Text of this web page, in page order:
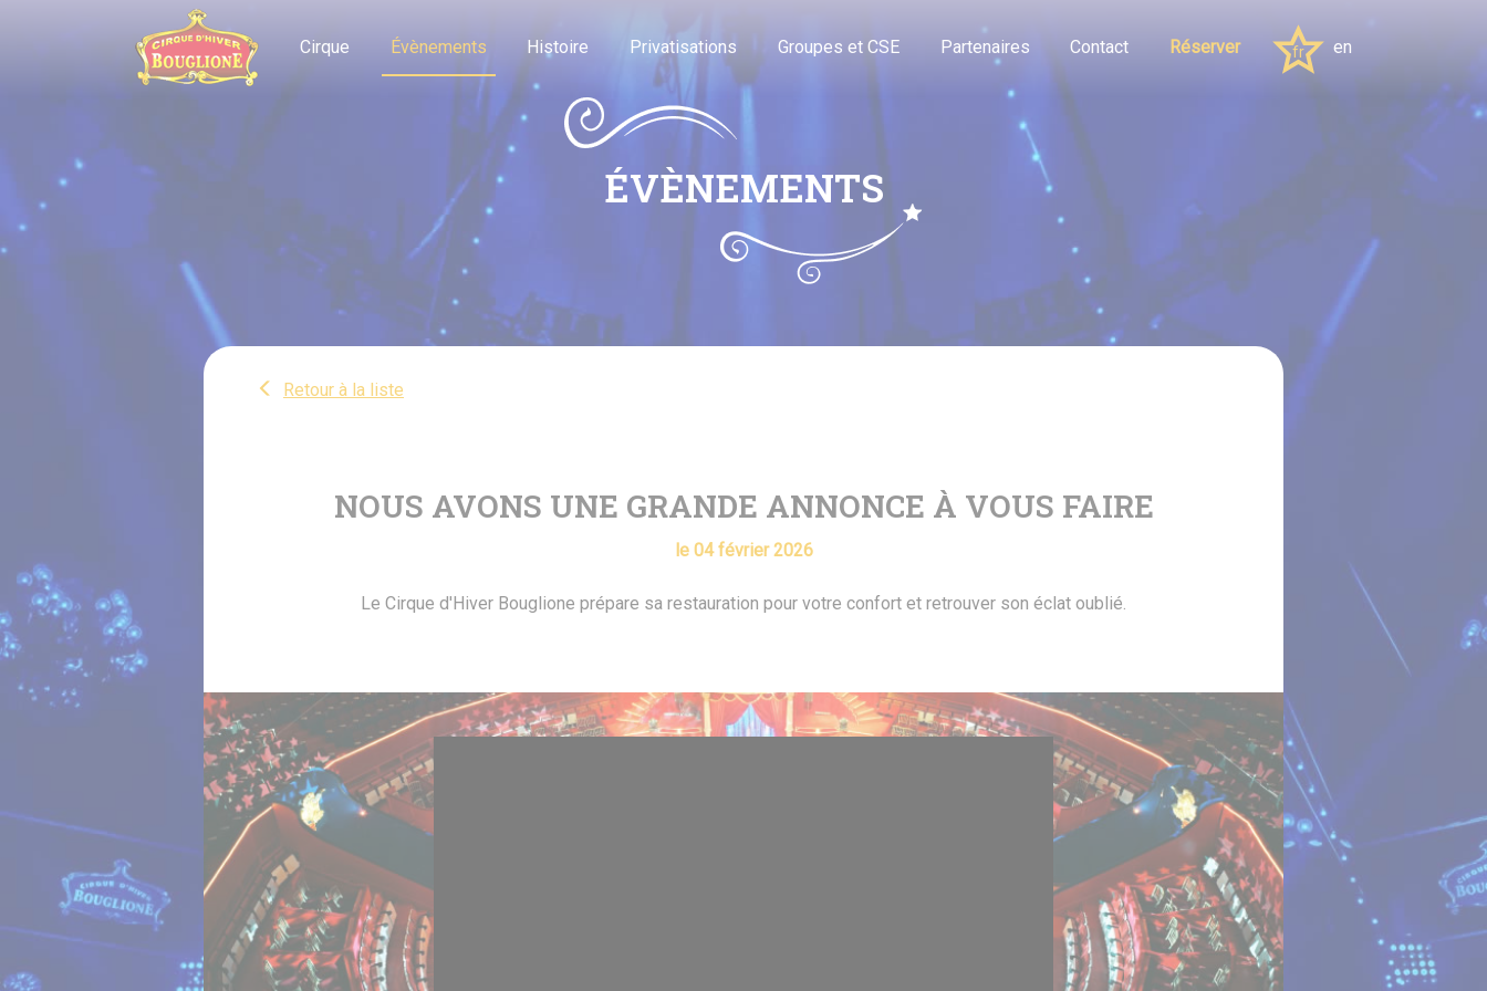
Cirque Évènements Histoire Privatisations Groupes et CSE Partenaires Contact Réserver fr en
ÉVÈNEMENTS
Retour à la liste
NOUS AVONS UNE GRANDE ANNONCE À VOUS FAIRE
le 04 février 2026
Le Cirque d'Hiver Bouglione prépare sa restauration pour votre confort et retrouver son éclat oublié.
Panneau de gestion des cookies